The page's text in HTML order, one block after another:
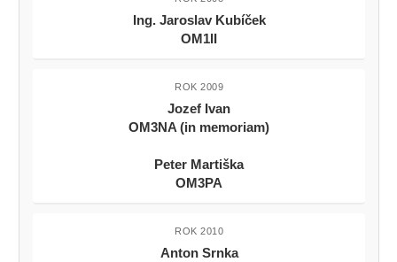
Ing. Jaroslav Kubíček
OM1II
ROK 2009
Jozef Ivan
OM3NA (in memoriam)
Peter Martiška
OM3PA
ROK 2010
Anton Srnka